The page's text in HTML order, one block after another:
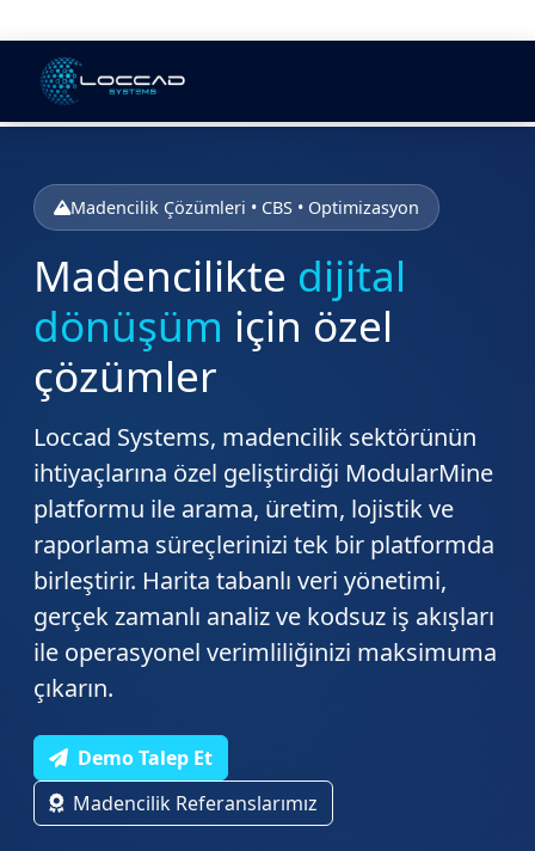
Madencilik Çözümleri • CBS • Optimizasyon
Madencilikte dijital
dönüşüm için özel
çözümler
Loccad Systems, madencilik sektörünün
ihtiyaçlarına özel geliştirdiği ModularMine
platformu ile arama, üretim, lojistik ve
raporlama süreçlerinizi tek bir platformda
birleştirir. Harita tabanlı veri yönetimi,
gerçek zamanlı analiz ve kodsuz iş akışları
ile operasyonel verimliliğinizi maksimuma
çıkarın.
Demo Talep Et
Madencilik Referanslarımız